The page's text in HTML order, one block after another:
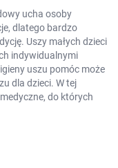
celu
do Twoich
w
do
ucha osoby
dlatego bardzo
Uszy małych dzieci
indywidualnymi
uszu pomóc może
dla dzieci. W tej
do których